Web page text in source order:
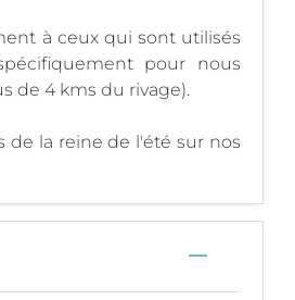
à ceux qui sont utilisés
pour nous
de 4 kms du rivage).
de la reine de l'été sur nos
—